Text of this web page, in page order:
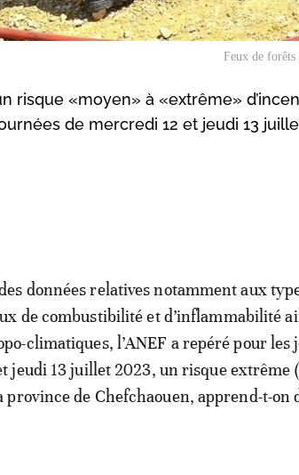
Feux de
risque «moyen» à «extrême»
de mercredi 12 et jeudi 13
données relatives notamment aux
de combustibilité et d’inflammabilité
climatiques, l’ANEF a repéré pour les
jeudi 13 juillet 2023, un risque extrême
province de Chefchaouen, apprend-t-on